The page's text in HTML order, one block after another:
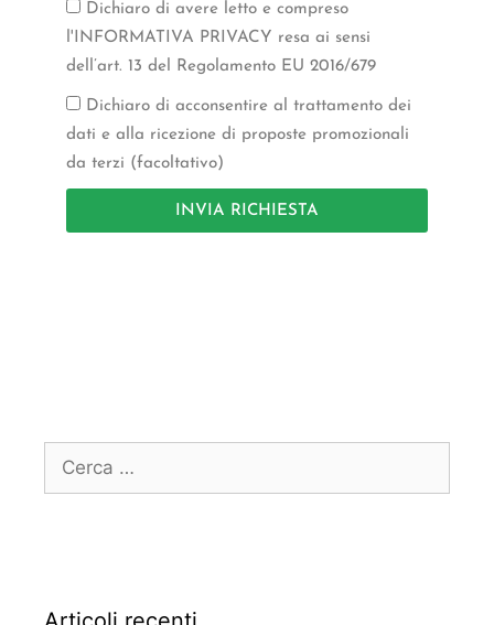
Dichiaro di avere letto e compreso
l'INFORMATIVA PRIVACY resa ai sensi
dell’art. 13 del Regolamento EU 2016/679
Dichiaro di acconsentire al trattamento dei
dati e alla ricezione di proposte promozionali
da terzi (facoltativo)
INVIA RICHIESTA